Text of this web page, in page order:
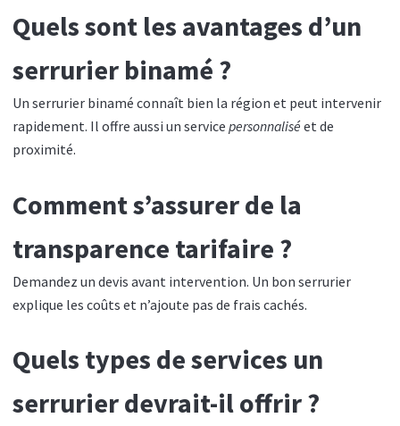
Quels sont les avantages d’un
serrurier binamé ?
Un serrurier binamé connaît bien la région et peut intervenir
rapidement. Il offre aussi un service personnaliséet de
proximité.
Comment s’assurer de la
transparence tarifaire ?
Demandez un devis avant intervention. Un bon serrurier
explique les coûts et n’ajoute pas de frais cachés.
Quels types de services un
serrurier devrait-il offrir ?